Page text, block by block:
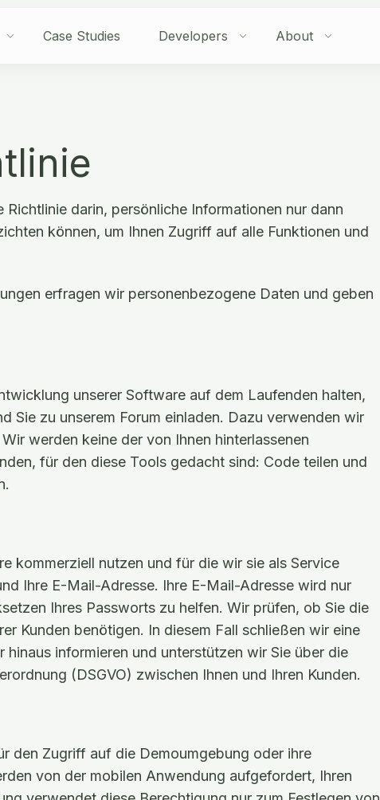
Case Studies Developers About
darin, persönliche Informationen nur dann
können, um Ihnen Zugriff auf alle Funktionen und
erfragen wir personenbezogene Daten und geben
unserer Software auf dem Laufenden halten,
Sie zu unserem Forum einladen. Dazu verwenden wir
werden keine der von Ihnen hinterlassenen
für den diese Tools gedacht sind: Code teilen und
kommerziell nutzen und für die wir sie als Service
Ihre E-Mail-Adresse. Ihre E-Mail-Adresse wird nur
Ihres Passworts zu helfen. Wir prüfen, ob Sie die
Kunden benötigen. In diesem Fall schließen wir eine
informieren und unterstützen wir Sie über die
(DSGVO) zwischen Ihnen und Ihren Kunden.
den Zugriff auf die Demoumgebung oder ihre
von der mobilen Anwendung aufgefordert, Ihren